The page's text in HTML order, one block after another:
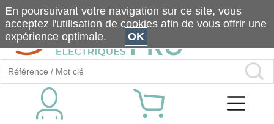
En poursuivant votre navigation sur ce site, vous
acceptez l'utilisation de cookies afin de vous offrir une
expérience optimale.
OK